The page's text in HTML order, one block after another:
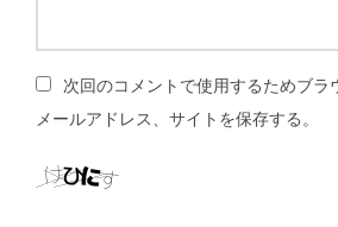
次回のコメントで使用するためブラ
メールアドレス、サイトを保存する。